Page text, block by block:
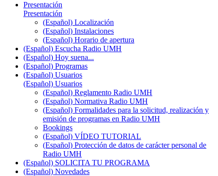
Presentación
Presentación
(Español) Localización
(Español) Instalaciones
(Español) Horario de apertura
(Español) Escucha Radio UMH
(Español) Hoy suena...
(Español) Programas
(Español) Usuarios
(Español) Usuarios
(Español) Reglamento Radio UMH
(Español) Normativa Radio UMH
(Español) Formalidades para la solicitud, realización y
emisión de programas en Radio UMH
Bookings
(Español) VÍDEO TUTORIAL
(Español) Protección de datos de carácter personal de
Radio UMH
(Español) SOLICITA TU PROGRAMA
(Español) Novedades